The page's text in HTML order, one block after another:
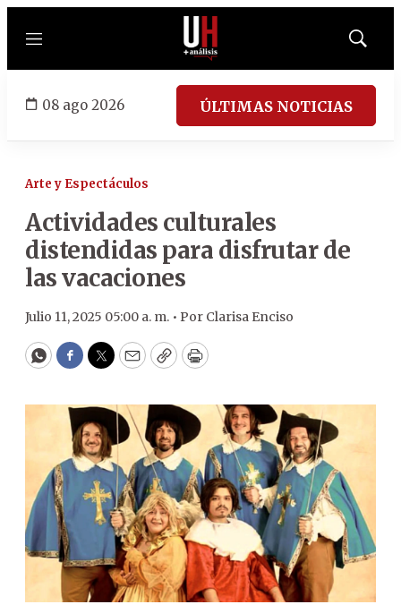
Menú
Mostrar
08 ago 2026 ÚLTIMAS NOTICIAS
Arte y Espectáculos
Actividades culturales
distendidas para disfrutar de
las vacaciones
Julio 11, 2025 05:00 a. m. • Por Clarisa Enciso
WhatsApp
Facebook
Twitter
EmailCopyPrint